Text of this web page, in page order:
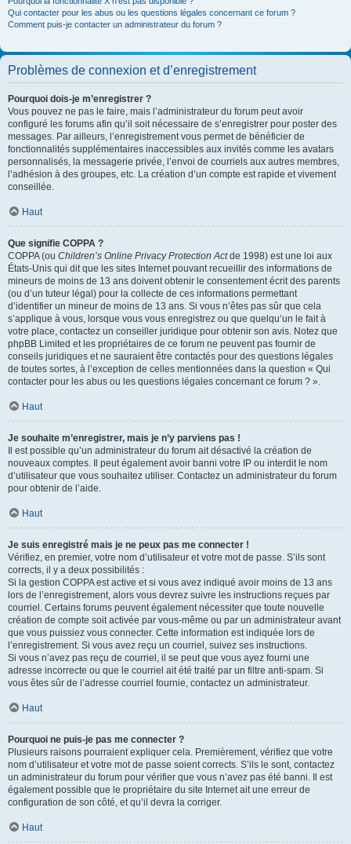
Qui contacter pour les abus ou les questions légales concernant ce forum ?
Comment puis-je contacter un administrateur du forum ?
Problèmes de connexion et d’enregistrement
Pourquoi dois-je m’enregistrer ?
Vous pouvez ne pas le faire, mais l’administrateur du forum peut avoir
configuré les forums afin qu’il soit nécessaire de s’enregistrer pour poster des
messages. Par ailleurs, l’enregistrement vous permet de bénéficier de
fonctionnalités supplémentaires inaccessibles aux invités comme les avatars
personnalisés, la messagerie privée, l’envoi de courriels aux autres membres,
l’adhésion à des groupes, etc. La création d’un compte est rapide et vivement
conseillée.
Haut
Que signifie COPPA ?
COPPA (ou Children’s Online Privacy Protection Actde 1998) est une loi aux
États-Unis qui dit que les sites Internet pouvant recueillir des informations de
mineurs de moins de 13 ans doivent obtenir le consentement écrit des parents
(ou d’un tuteur légal) pour la collecte de ces informations permettant
d’identifier un mineur de moins de 13 ans. Si vous n’êtes pas sûr que cela
s’applique à vous, lorsque vous vous enregistrez ou que quelqu’un le fait à
votre place, contactez un conseiller juridique pour obtenir son avis. Notez que
phpBB Limited et les propriétaires de ce forum ne peuvent pas fournir de
conseils juridiques et ne sauraient être contactés pour des questions légales
de toutes sortes, à l’exception de celles mentionnées dans la question « Qui
contacter pour les abus ou les questions légales concernant ce forum ? ».
Haut
Je souhaite m’enregistrer, mais je n’y parviens pas !
Il est possible qu’un administrateur du forum ait désactivé la création de
nouveaux comptes. Il peut également avoir banni votre IP ou interdit le nom
d’utilisateur que vous souhaitez utiliser. Contactez un administrateur du forum
pour obtenir de l’aide.
Haut
Je suis enregistré mais je ne peux pas me connecter !
Vérifiez, en premier, votre nom d’utilisateur et votre mot de passe. S’ils sont
corrects, il y a deux possibilités :
Si la gestion COPPA est active et si vous avez indiqué avoir moins de 13 ans
lors de l’enregistrement, alors vous devrez suivre les instructions reçues par
courriel. Certains forums peuvent également nécessiter que toute nouvelle
création de compte soit activée par vous-même ou par un administrateur avant
que vous puissiez vous connecter. Cette information est indiquée lors de
l’enregistrement. Si vous avez reçu un courriel, suivez ses instructions.
Si vous n’avez pas reçu de courriel, il se peut que vous ayez fourni une
adresse incorrecte ou que le courriel ait été traité par un filtre anti-spam. Si
vous êtes sûr de l’adresse courriel fournie, contactez un administrateur.
Haut
Pourquoi ne puis-je pas me connecter ?
Plusieurs raisons pourraient expliquer cela. Premièrement, vérifiez que votre
nom d’utilisateur et votre mot de passe soient corrects. S’ils le sont, contactez
un administrateur du forum pour vérifier que vous n’avez pas été banni. Il est
également possible que le propriétaire du site Internet ait une erreur de
configuration de son côté, et qu’il devra la corriger.
Haut